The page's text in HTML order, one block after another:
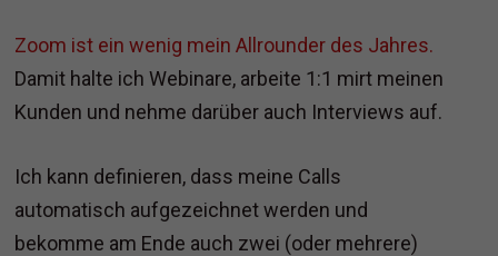
Zoom ist ein wenig mein Allrounder des Jahres.
Damit halte ich Webinare, arbeite 1:1 mirt meinen
Kunden und nehme darüber auch Interviews auf.
Ich kann definieren, dass meine Calls
automatisch aufgezeichnet werden und
bekomme am Ende auch zwei (oder mehrere)